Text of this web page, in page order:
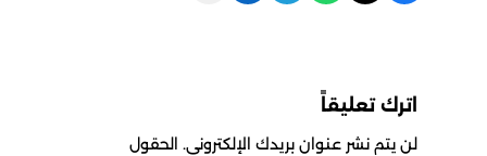
اترك تعليقاً
لن يتم نشر عنوان بريدك الإلكتروني. الحقول